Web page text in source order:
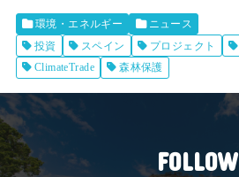
環境・エネルギー
ニュース
投資
スペイン プロジェクト
ClimateTrade
森林保護
FOLLOW